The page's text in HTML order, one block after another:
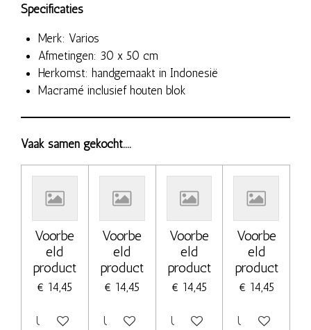
Specificaties
Merk: Varios
Afmetingen: 30 x 50 cm
Herkomst: handgemaakt in Indonesië
Macramé inclusief houten blok
Vaak samen gekocht....
Voorbe
eld
product
€ 14,45
Uitgeschakeld
Voorbe
eld
product
€ 14,45
Uitgeschakeld
Voorbe
eld
product
€ 14,45
Uitgeschakeld
Voorbe
eld
product
€ 14,45
Uitgeschakeld